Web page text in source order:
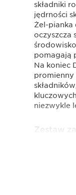
składniki
jędrności
Żel-pianka
oczyszcza
pomagają
Na koniec
promienny
niezwykle
Zestaw